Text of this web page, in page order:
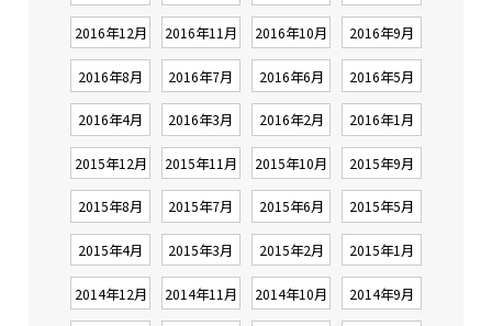
2016年12月 2016年11月 2016年10月 2016年9月
2016年8月 2016年7月 2016年6月 2016年5月
2016年4月 2016年3月 2016年2月 2016年1月
2015年12月 2015年11月 2015年10月 2015年9月
2015年8月 2015年7月 2015年6月 2015年5月
2015年4月 2015年3月 2015年2月 2015年1月
2014年12月 2014年11月 2014年10月 2014年9月